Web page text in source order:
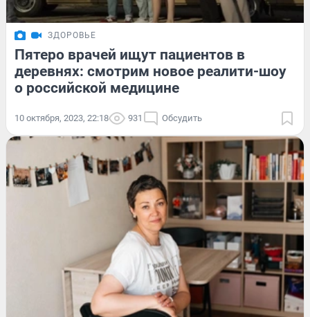
ЗДОРОВЬЕ
Пятеро врачей ищут пациентов в
деревнях: смотрим новое реалити-шоу
о российской медицине
10 октября, 2023, 22:18 931 Обсудить